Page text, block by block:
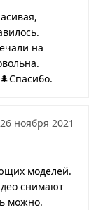
на
26 ноября 2021
моделей.
снимают
можно.